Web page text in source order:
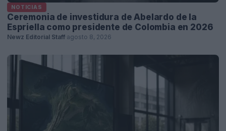
NOTICIAS
Ceremonia de investidura de Abelardo de la
Espriella como presidente de Colombia en 2026
Newz Editorial Staff agosto 8, 2026